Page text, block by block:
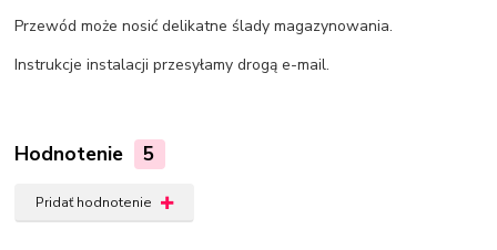
Przewód może nosić delikatne ślady magazynowania.
Instrukcje instalacji przesyłamy drogą e-mail.
Hodnotenie 5
Pridať hodnotenie